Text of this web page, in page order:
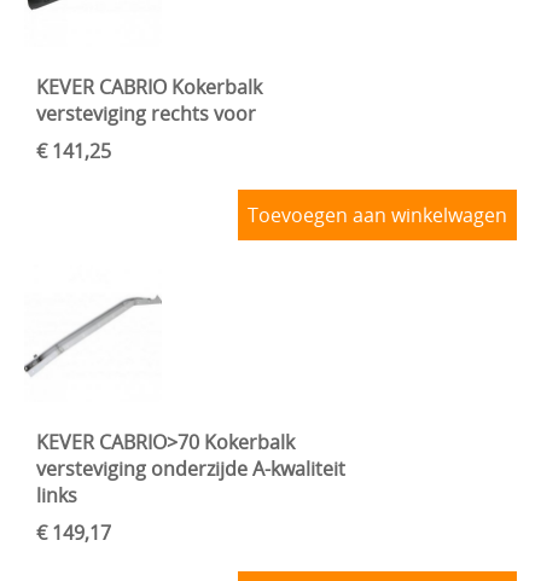
KEVER CABRIO Kokerbalk
versteviging rechts voor
€ 141,25
Toevoegen aan winkelwagen
KEVER CABRIO>70 Kokerbalk
versteviging onderzijde A-kwaliteit
links
€ 149,17